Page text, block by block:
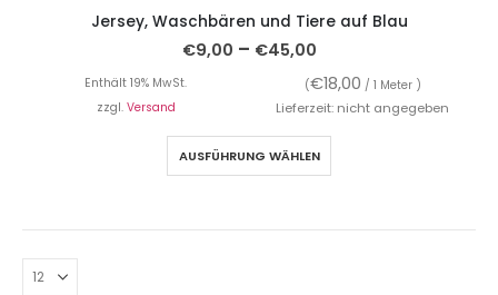
Jersey, Waschbären und Tiere auf Blau
€9,00 – €45,00
Enthält 19% MwSt. (€18,00 / 1 Meter )
zzgl. Versand Lieferzeit: nicht angegeben
AUSFÜHRUNG WÄHLEN